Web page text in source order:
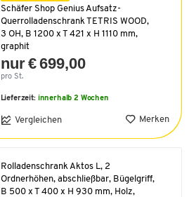
Schäfer Shop Genius Aufsatz-
Querrolladenschrank TETRIS WOOD,
3 OH, B 1200 x T 421 x H 1110 mm,
graphit
nur € 699,00
pro St.
Lieferzeit: innerhalb 2 Wochen
Vergleichen Merken
Rolladenschrank Aktos L, 2
Ordnerhöhen, abschließbar, Bügelgriff,
B 500 x T 400 x H 930 mm, Holz,